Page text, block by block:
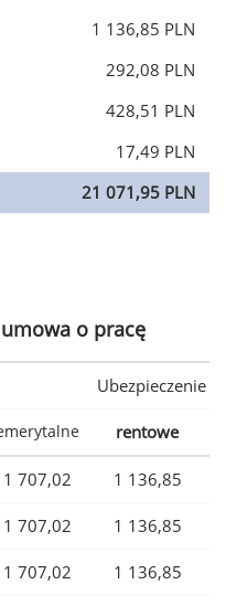
1 136,85 PLN
292,08 PLN
428,51 PLN
17,49 PLN
21 071,95 PLN
o pracę
Ubezpieczenie
rentowe
1 707,02 1 136,85
1 707,02 1 136,85
1 707,02 1 136,85